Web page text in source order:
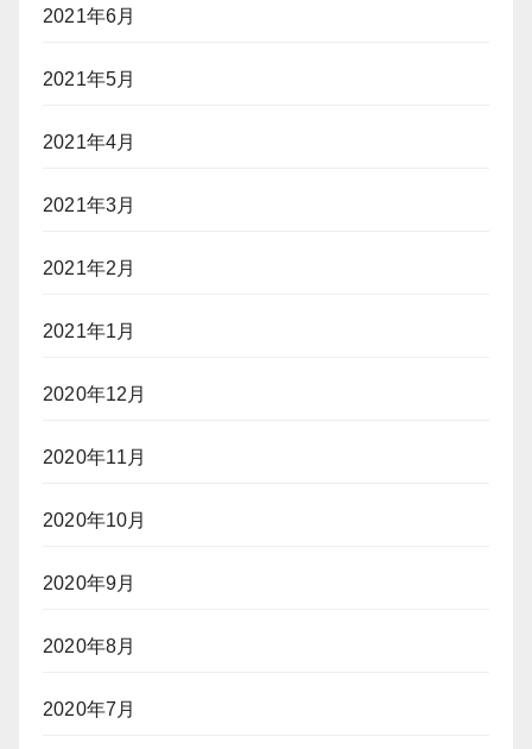
2021年6月
2021年5月
2021年4月
2021年3月
2021年2月
2021年1月
2020年12月
2020年11月
2020年10月
2020年9月
2020年8月
2020年7月